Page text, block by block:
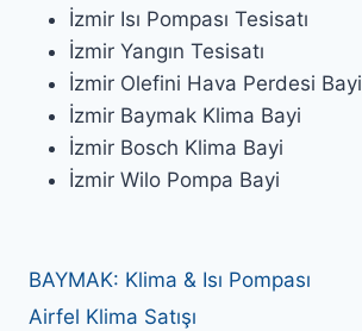
İzmir Isı Pompası Tesisatı
İzmir Yangın Tesisatı
İzmir Olefini Hava Perdesi Bayi
İzmir Baymak Klima Bayi
İzmir Bosch Klima Bayi
İzmir Wilo Pompa Bayi
BAYMAK: Klima & Isı Pompası
Airfel Klima Satışı